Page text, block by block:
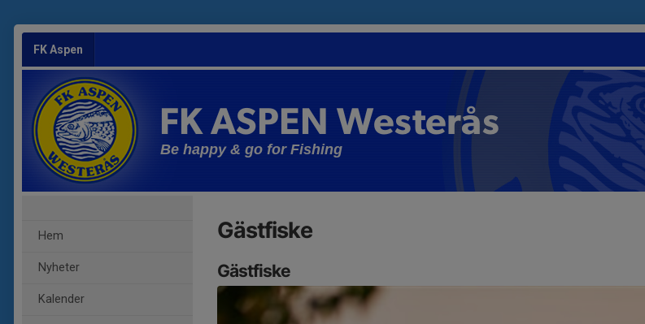
FK Aspen
FK ASPEN Westerås
Be happy & go for Fishing
Hem
Nyheter
Kalender
Gästfiske
Gästfiske